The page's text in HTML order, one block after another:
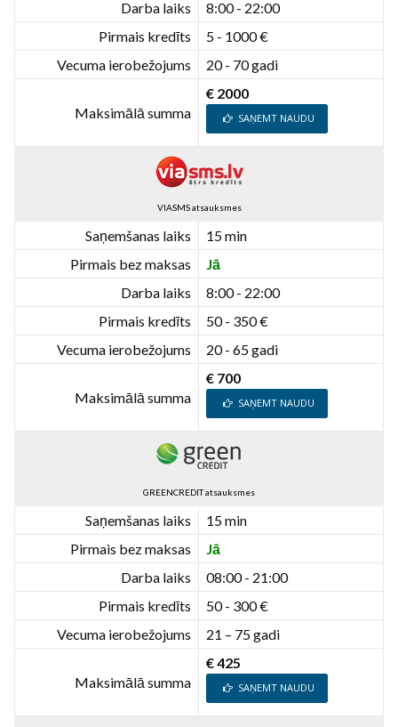
Darba laiks
8:00 - 22:00
Pirmais kredīts
5 - 1000 €
Vecuma ierobežojums
20 - 70 gadi
Maksimālā summa
€ 2000
SAŅEMT NAUDU
VIASMS atsauksmes
Saņemšanas laiks
15 min
Pirmais bez maksas
Jā
Darba laiks
8:00 - 22:00
Pirmais kredīts
50 - 350 €
Vecuma ierobežojums
20 - 65 gadi
Maksimālā summa
€ 700
SAŅEMT NAUDU
GREENCREDIT atsauksmes
Saņemšanas laiks
15 min
Pirmais bez maksas
Jā
Darba laiks
08:00 - 21:00
Pirmais kredīts
50 - 300 €
Vecuma ierobežojums
21 – 75 gadi
Maksimālā summa
€ 425
SAŅEMT NAUDU